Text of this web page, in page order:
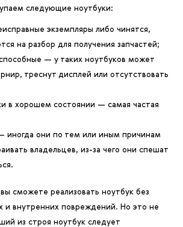
следующие ноутбуки:
экземпляры либо чинятся,
на разбор для получения запчастей;
— у таких ноутбуков может
треснут дисплей или отсутствовать
в хорошем состоянии — самая частая
иногда они по тем или иным причинам
владельцев, из-за чего они спешат
сможете реализовать ноутбук без
и внутренних повреждений. Но это не
из строя ноутбук следует